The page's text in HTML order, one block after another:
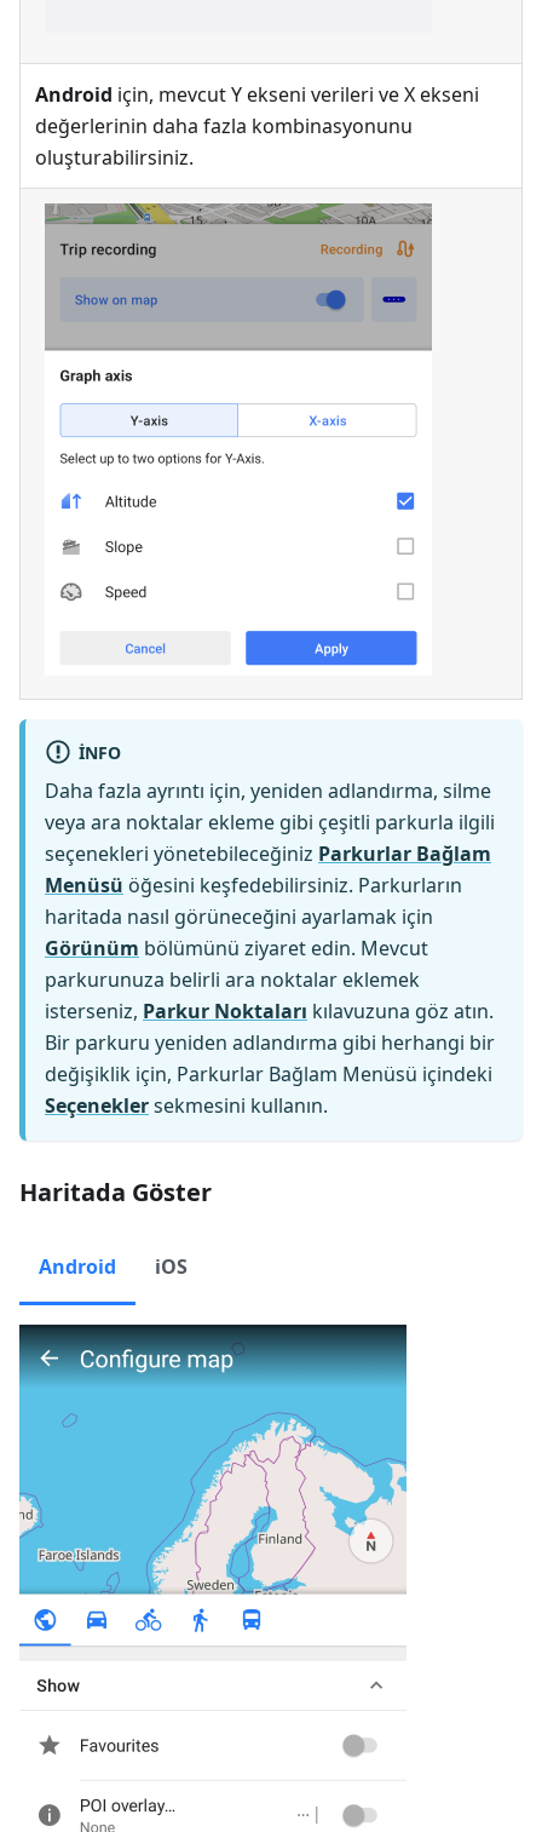
Android için, mevcut Y ekseni verileri ve X ekseni
değerlerinin daha fazla kombinasyonunu
oluşturabilirsiniz.
INFO
Daha fazla ayrıntı için, yeniden adlandırma, silme
veya ara noktalar ekleme gibi çeşitli parkurla ilgili
seçenekleri yönetebileceğiniz Parkurlar Bağlam
Menüsü öğesini keşfedebilirsiniz. Parkurların
haritada nasıl görüneceğini ayarlamak için
Görünüm bölümünü ziyaret edin. Mevcut
parkurunuza belirli ara noktalar eklemek
isterseniz, Parkur Noktaları kılavuzuna göz atın.
Bir parkuru yeniden adlandırma gibi herhangi bir
değişiklik için, Parkurlar Bağlam Menüsü içindeki
Seçeneklersekmesini kullanın.
Haritada Göster
Android iOS